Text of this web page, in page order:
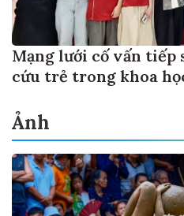
Mạng lưới cố vấn tiếp
cứu trẻ trong khoa
Ảnh